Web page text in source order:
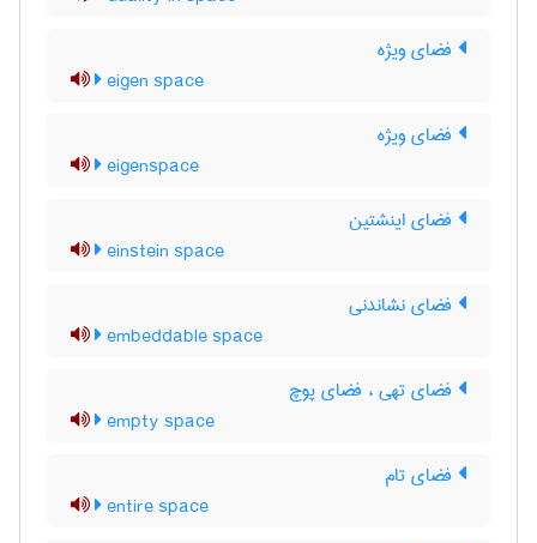
فضای ویژه
eigen space
فضای ویژه
eigenspace
فضای اینشتین
einstein space
فضای نشاندنی
embeddable space
فضای تهی ، فضای پوچ
empty space
فضای تام
entire space